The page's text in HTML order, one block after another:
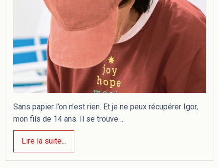
Sans papier l’on n’est rien. Et je ne peux récupérer Igor,
mon fils de 14 ans. Il se trouve…
Lire la suite...